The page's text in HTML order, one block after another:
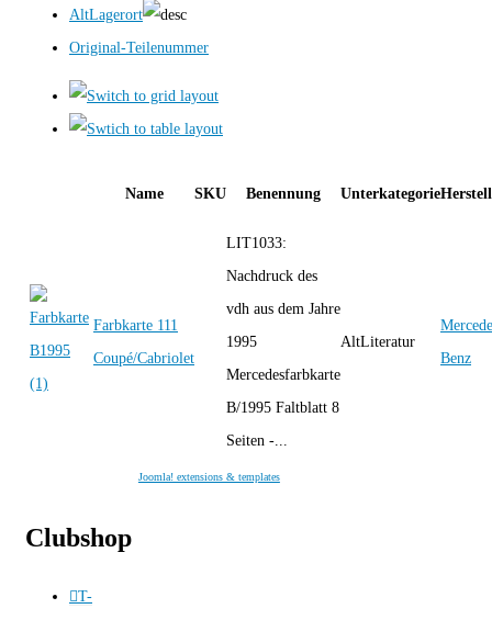
AltLagerort
Original-Teilenummer
Name SKU Benennung Unterkategorie
Farbkarte 111
Coupé/Cabriolet
LIT1033:
Nachdruck des
vdh aus dem Jahre
1995
Mercedesfarbkarte
B/1995 Faltblatt 8
Seiten -...
AltLiteratur
Benz
Joomla! extensions & templates
Clubshop
T-